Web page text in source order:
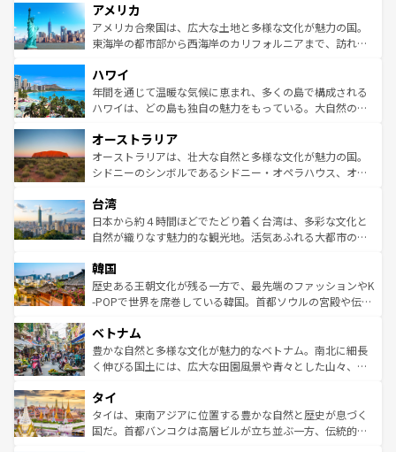
ンツ一覧を参照してほしい。
の建物がそのまま残る町や、スイスならではのユニークな
博物館もあり、アルプス観光だけでなく町歩きも満喫する
ことができる。国民の所得が高いため物価も高いが、旅行
ば市内交通費無料で観光を楽しむこともできる。 なお、新
着のスイス情報はコンテンツ一覧 を参照してほしい。
アメリカ
アメリカ合衆国は、広大な土地と多様な文化が魅力の国。
東海岸の都市部から西海岸のカリフォルニアまで、訪れる
のような巨大都市は、観光、ショッピング、エンターテイ
ンメントが詰まった刺激的なスポットだ。一方、アメリカ
西部には大自然が広がり、グランドキャニオンやイエロー
部のニューオーリンズでは、音楽と美食が融合した独特の
文化が魅力。旅行者はアメリカの各地域で異なる魅力を楽
しみながら、その多様性と豊かな歴史を感じることができ
ならではの贅沢な旅のスタイルだ。 なお、新着のアメリカ
情報はコンテンツ一覧を参照してほしい。
ハワイ
年間を通じて温暖な気候に恵まれ、多くの島で構成される
ハワイは、どの島も独自の魅力をもっている。大自然の神
ワイ島は見逃せない。また、定番の観光地といえばオアフ
島だが、静かな自然を求めるならマウイ島やカウアイ島が
おすすめ。エメラルドグリーンに輝く海をはじめ、豊かな
れるおもてなしの心で訪れる人々を迎えてくれるハワイの
人々、おいしいローカルフードやハワイアンミュージッ
ク、伝統的なフラダンスなど、すべてがハワイの魅力を彩
ワイを、存分に味わってほしい。 なお、新着のハワイ情報
はコンテンツ一覧を参照してほしい。
オーストラリア
オーストラリアは、壮大な自然と多様な文化が魅力の国。
シドニーのシンボルであるシドニー・オペラハウス、オー
リアリーフや大陸中央部にそびえるウルル（エアーズロッ
ク）、タスマニアの美しい原生林やケアンズの熱帯雨林な
ど、見どころがたくさん。また、カフェやワイン、オージ
いる。アクティビティも充実しており、サーフィンやダイ
ビング、ハイキングなど、アウトドア好きにはたまらな
い。オーストラリアの多彩な魅力を存分に味わいつくそ
参照してほしい。
台湾
日本から約４時間ほどでたどり着く台湾は、多彩な文化と
自然が織りなす魅力的な観光地。活気あふれる大都市の台
ン）、静ひつな山岳地帯である台湾東部など、都市の喧騒
と山間の静けさが共存しており、訪れる人に新しい発見と
驚きをもたらしてくれる。また、奥深い台湾の食文化も魅
容にもいいと評判のスイーツなど、バラエティ豊かな料理
が味わえる。 なお、新着の台湾情報は コンテンツ一覧を参
照してほしい。
韓国
歴史ある王朝文化が残る一方で、最先端のファッションやK
-POPで世界を席巻している韓国。首都ソウルの宮殿や伝統
き、地方に足を延ばせば四季折々の自然美を楽しむことが
できる。そして、キムチや焼肉、絶品のストリートフード
まで、さまざまな韓国料理が待っている。夜には、韓国な
リティに包まれながら、韓国の多彩な魅力を心ゆくまで味
わってみてほしい。 なお、新着の韓国情報はコンテンツ一
覧を参照してほしい。
ベトナム
豊かな自然と多様な文化が魅力的なベトナム。南北に細長
く伸びる国土には、広大な田園風景や青々とした山々、世
急速な発展と共に伝統が息づく。ハノイの古い町並みやホ
ーチミン市のフランス統治時代の建物も、独特の雰囲気を
醸し出している。また、バラエティの豊かさとおいしさで
タイ
タイは、東南アジアに位置する豊かな自然と歴史が息づく
国だ。首都バンコクは高層ビルが立ち並ぶ一方、伝統的な